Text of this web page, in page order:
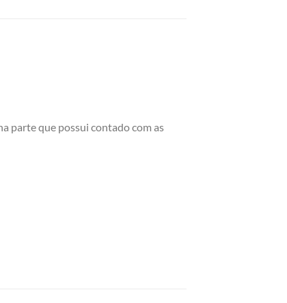
parte que possui contado com as